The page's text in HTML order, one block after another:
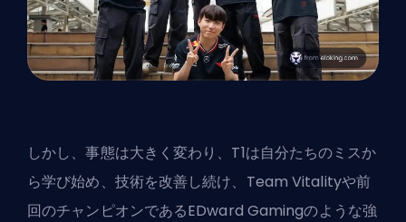
しかし、事態は大きく変わり、 T1は自分たちのミスか
ら学び始め、技術を改善し続け、Team Vitalityや前
回のチャンピオンであるEDward Gamingのような強